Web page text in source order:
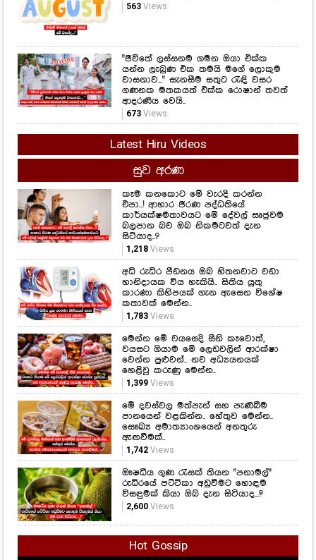
563Views
"ජීවිතේ ලස්සනම ගමන ඔයා එක්ක
යන්න ලැබුණ එක තමයි මගේ ලොකුම
වාසනාව..." සැනසීම සතුට රැඳි වසර
ගණනක මතකයත් එක්ක රොෂාන් තවත්
ආදරණීය වෙයි..
673Views
Latest Hiru Videos
සුව අරණ
කෑම කනකොට මේ වැරදි කරන්න
එපා...! ආහාර ජීරණ පද්ධතියේ
කාර්යක්ෂමතාවයට මේ දේවල් සෘජුවම
බලපාන බව ඔබ නිකමටවත් දැන
සිටියාද..?
1,218Views
අධි රුධිර පීඩනය ඔබ හිතනවාට වඩා
හානිදායක විය හැකියි.. සිතිය යුතු
කාරණා කිහිපයක් ගැන ඇසෙන විශේෂ
කතාවක් මෙන්න..
1,783Views
මෙන්න මේ වයසෙදි සීනි කෑවොත්,
වයසට ගියාම මේ ලෙඩවලින් ආරක්ෂා
වෙන්න පුළුවන්.. නව අධ්‍යයනයක්
හෙළිවූ කරුණු මෙන්න..
1,399Views
මේ දවස්වල මත්පැන් සහ පැණිබීම
පානයෙන් වළකින්න.. හේතුව මෙන්න..
සෞඛ්‍ය අමාත්‍යාංශයෙන් අනතුරු
ඇඟවීමක්..
1,742Views
ඖෂධීය ගුණ රැසක් තියන "පනාමල්"
රුධිරයේ පට්ටිකා අඩුවීමට හොඳම
විසඳුමක් කියා ඔබ දැන සිටියාද...?
2,600Views
Hot Gossip